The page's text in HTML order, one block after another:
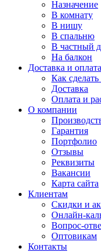
Назначение
В комнату
В нишу
В спальню
В частный
На балкон
Доставка и оплата
Как сделать
Доставка
Оплата и
О компании
Гарантия
Портфолио
Отзывы
Реквизиты
Вакансии
Карта сайта
Клиентам
Скидки и
Онлайн-
Вопрос-
Оптовикам
Контакты